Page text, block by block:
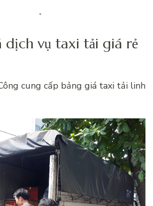
dịch vụ taxi tải giá rẻ
cung cấp bảng giá taxi tải linh